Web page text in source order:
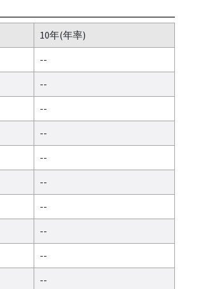
10年(年率)
--
--
--
--
--
--
--
--
--
--